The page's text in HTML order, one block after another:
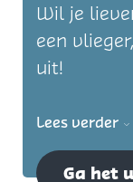
Wil je
een
uit!
Lees verder
Ga het